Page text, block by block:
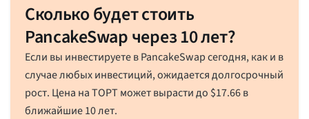
Сколько будет стоить
PancakeSwap через 10 лет?
Если вы инвестируете в PancakeSwap сегодня, как и в
случае любых инвестиций, ожидается долгосрочный
рост. Цена на ТОРТ может вырасти до $17.66в
ближайшие 10 лет.